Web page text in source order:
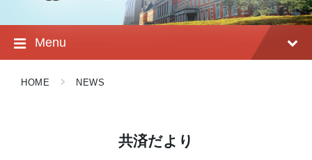
Menu
HOME NEWS
共済だより